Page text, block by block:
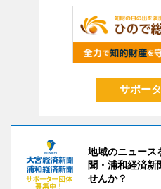
サポー
地域のニュース
聞・浦和経済新
せんか？